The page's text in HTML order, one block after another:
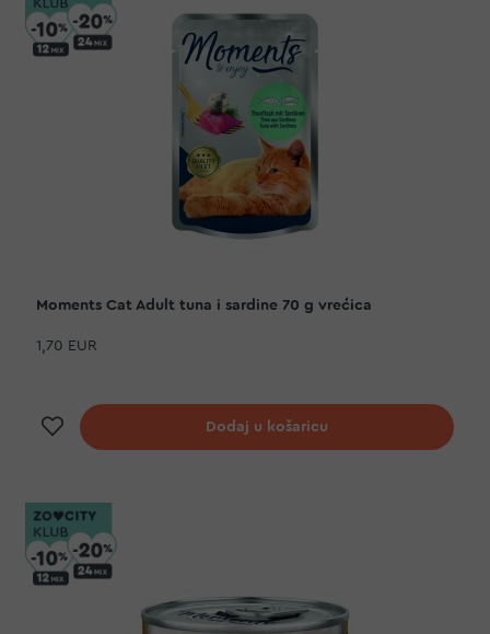
Moments Cat Adult tuna i sardine 70 g vrećica
1,70 EUR
Dodaj na listu želja
Dodaj u košaricu